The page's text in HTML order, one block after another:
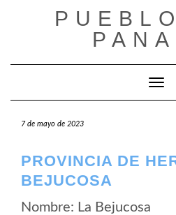
7 de mayo de 2023
PROVINCIA DE
BEJUCOSA
Nombre: La Bejucosa